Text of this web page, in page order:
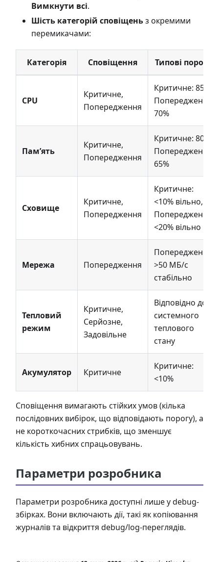
Вимкнути всі.
Шість категорій сповіщеньз окремими
перемикачами:
Категорія Сповіщення Типові пороги
CPU
Критичне,
Попередження
Критичне: 85%,
Попередження:
70%
Пам’ять
Критичне,
Попередження
Критичне: 80%,
Попередження:
65%
Сховище
Критичне,
Попередження
Критичне:
<10% вільно,
Попередження:
<20% вільно
Мережа Попередження
Попередження:
>50 МБ/с
стабільно
Тепловий
режим
Критичне,
Серйозне,
Задовільне
Відповідно до
системного
теплового
стану
Акумулятор Критичне
Критичне:
<10%
Сповіщення вимагають стійких умов (кілька
послідовних вибірок, що відповідають порогу), а
не короткочасних стрибків, що зменшує
кількість хибних спрацьовувань.
Параметри розробника
Параметри розробника доступні лише у debug-
збірках. Вони включають дії, такі як копіювання
журналів та відкриття debug/log-переглядів.